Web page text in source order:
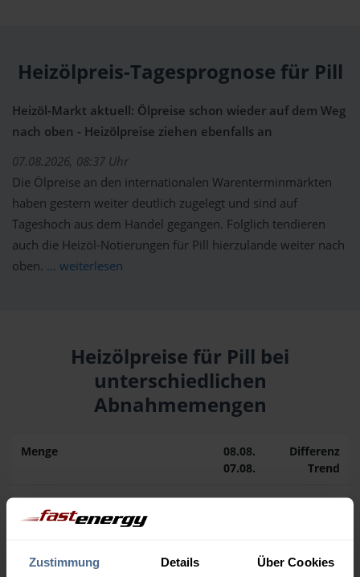
Zustimmung Details Über Cookies
Heizölpreis-Tagesprognose für Pill
Heizöl-Markt aktuell: Ölpreise schon wieder auf dem Weg
nach oben - Heizölpreise ziehen ebenfalls an
07.08.2026, 08:37 Uhr
Die Ölpreise an den internationalen Warenterminmärkten
haben gestern weiter deutlich zugelegt und sind auf
Tageshoch aus dem Handel gegangen. Folglich tendieren
auch die Heizöl-Notierungen für Pill hierzulande weiter nach
oben. ... weiterlesen
Heizölpreise für Pill bei
unterschiedlichen
Abnahmemengen
Menge
08.08.
07.08.
Differenz
Trend
1.000 Liter
163,50 €
0,00 €